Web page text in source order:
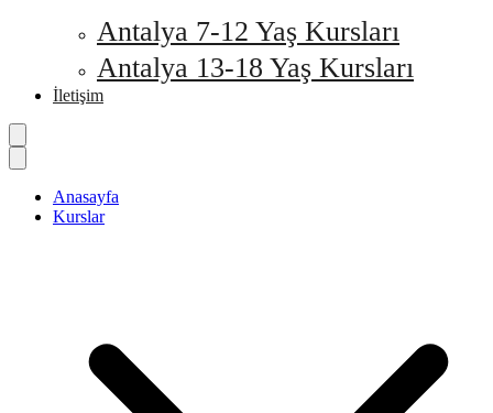
Antalya 7-12 Yaş Kursları
Antalya 13-18 Yaş Kursları
İletişim
Anasayfa
Kurslar